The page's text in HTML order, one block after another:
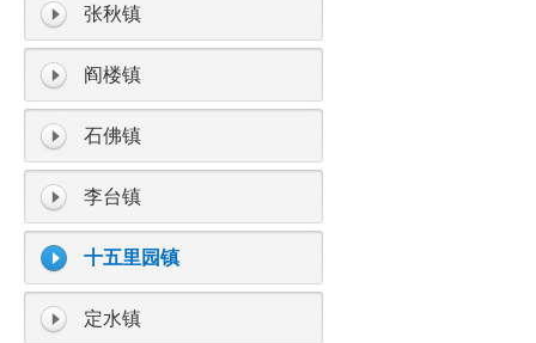
张秋镇
阎楼镇
石佛镇
李台镇
十五里园镇
定水镇